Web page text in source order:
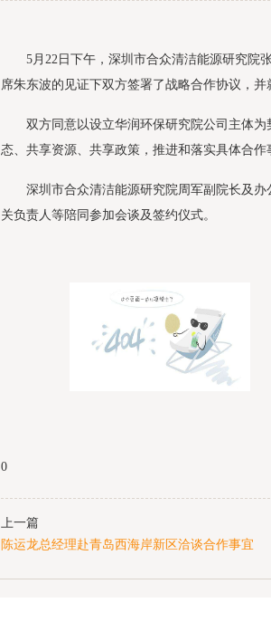
5月22日下午，深圳市合众清洁能源研究院
席朱东波的见证下双方签署了战略合作协议，
双方同意以设立华润环保研究院公司主体为
态、共享资源、共享政策，推进和落实具体合作
深圳市合众清洁能源研究院周军副院长及办
关负责人等陪同参加会谈及签约仪式。
0
上一篇
陈运龙总经理赴青岛西海岸新区洽谈合作事宜